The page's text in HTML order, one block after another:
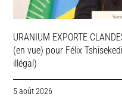
URANIUM EXPORTE
(en vue) pour Félix
illégal)
5 août 2026